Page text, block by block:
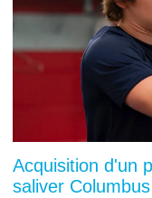
Acquisition d'un
saliver Columbus